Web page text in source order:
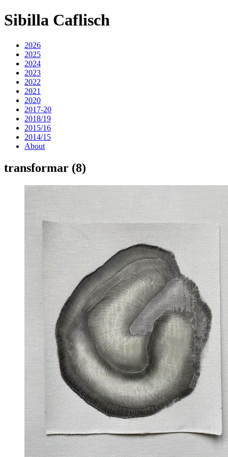
Sibilla Caflisch
2026
2025
2024
2023
2022
2021
2020
2017-20
2018/19
2015/16
2014/15
About
transformar (8)